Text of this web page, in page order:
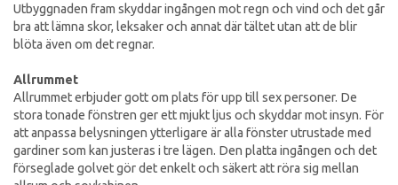
Utbyggnaden fram skyddar ingången mot regn och vind och det går
bra att lämna skor, leksaker och annat där tältet utan att de blir
blöta även om det regnar.
Allrummet
Allrummet erbjuder gott om plats för upp till sex personer. De
stora tonade fönstren ger ett mjukt ljus och skyddar mot insyn. För
att anpassa belysningen ytterligare är alla fönster utrustade med
gardiner som kan justeras i tre lägen. Den platta ingången och det
förseglade golvet gör det enkelt och säkert att röra sig mellan